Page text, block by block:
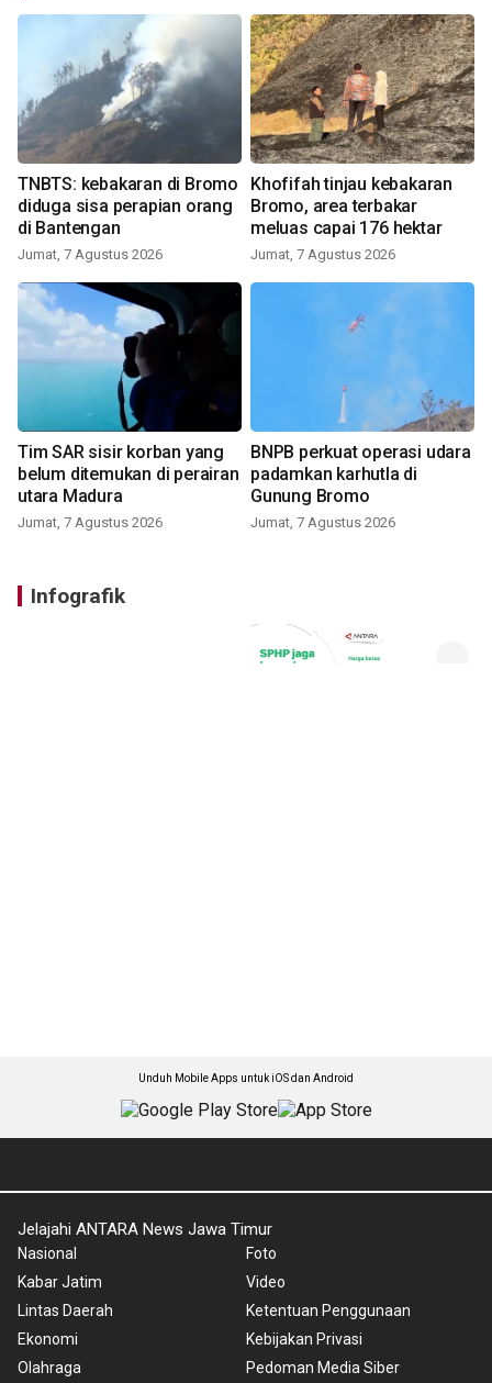
TNBTS: kebakaran di Bromo
diduga sisa perapian orang
di Bantengan
Jumat, 7 Agustus 2026
Khofifah tinjau kebakaran
Bromo, area terbakar
meluas capai 176 hektar
Jumat, 7 Agustus 2026
Tim SAR sisir korban yang
belum ditemukan di perairan
utara Madura
Jumat, 7 Agustus 2026
BNPB perkuat operasi udara
padamkan karhutla di
Gunung Bromo
Jumat, 7 Agustus 2026
Infografik
Unduh Mobile Apps untuk iOS dan Android
Jelajahi ANTARA News Jawa Timur
Nasional
Kabar Jatim
Lintas Daerah
Ekonomi
Olahraga
Foto
Video
Ketentuan Penggunaan
Kebijakan Privasi
Pedoman Media Siber